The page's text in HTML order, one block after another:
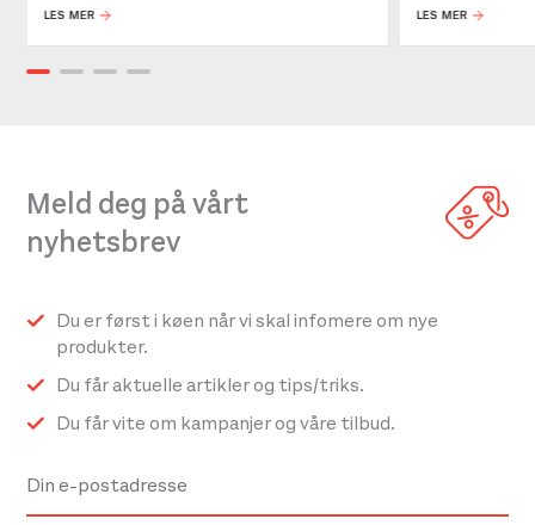
LES MER LES MER
Meld deg på vårt
nyhetsbrev
Du er først i køen når vi skal infomere om nye
produkter.
Du får aktuelle artikler og tips/triks.
Du får vite om kampanjer og våre tilbud.